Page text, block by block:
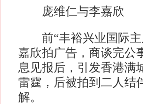
庞维仁与李嘉欣
前“丰裕兴业国际主
嘉欣拍广告，商谈完公
息见报后，引发香港满
雷霆，后被拍到二人结
解。